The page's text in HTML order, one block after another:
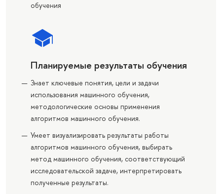
обучения
Планируемые результаты обучения
Знает ключевые понятия, цели и задачи
использования машинного обучения,
методологические основы применения
алгоритмов машинного обучения.
Умеет визуализировать результаты работы
алгоритмов машинного обучения, выбирать
метод машинного обучения, соответствующий
исследовательской задаче, интерпретировать
полученные результаты.